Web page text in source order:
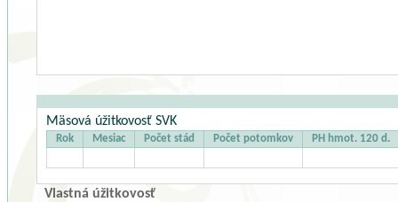
Mäsová úžitkovosť SVK
Rok Mesiac Počet stád Počet potomkov PH hmot. 120 d.
Vlastná úžitkovosť